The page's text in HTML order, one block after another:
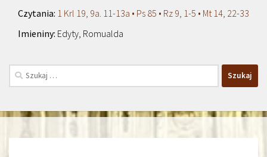
1 Krl 19, 9a. 11-13a • Ps 85 • Rz 9, 1-5 • Mt 14, 22-33
Edyty, Romualda
Szukaj: